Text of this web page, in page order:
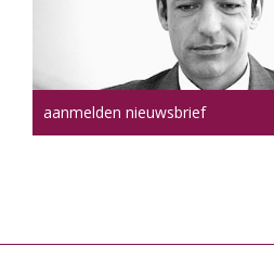
aanmelden nieuwsbrief